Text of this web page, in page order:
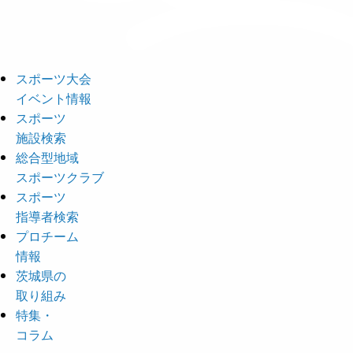
スポーツ大会
イベント情報
スポーツ
施設検索
総合型地域
スポーツクラブ
スポーツ
指導者検索
プロチーム
情報
茨城県の
取り組み
特集・
コラム